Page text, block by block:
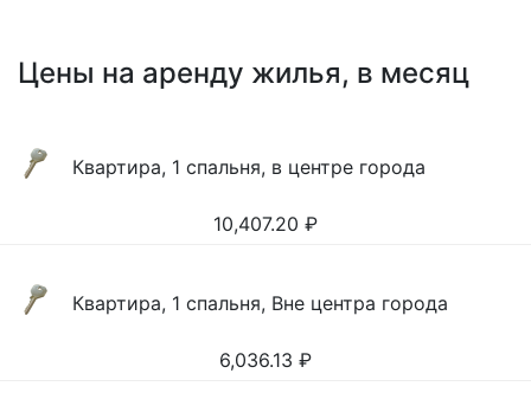
Цены на аренду жилья, в месяц
Квартира, 1 спальня, в центре города
10,407.20 ₽
Квартира, 1 спальня, Вне центра города
6,036.13 ₽